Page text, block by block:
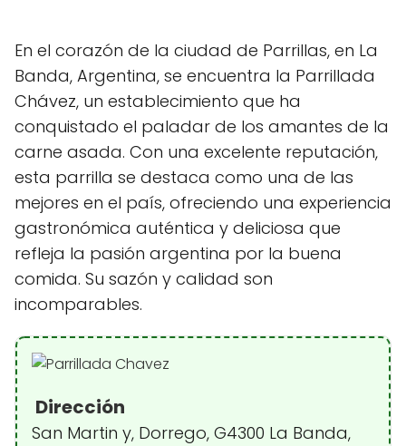
En el corazón de la ciudad de Parrillas, en La
Banda, Argentina, se encuentra la Parrillada
Chávez, un establecimiento que ha
conquistado el paladar de los amantes de la
carne asada. Con una excelente reputación,
esta parrilla se destaca como una de las
mejores en el país, ofreciendo una experiencia
gastronómica auténtica y deliciosa que
refleja la pasión argentina por la buena
comida. Su sazón y calidad son
incomparables.
Dirección
San Martin y, Dorrego, G4300 La Banda,